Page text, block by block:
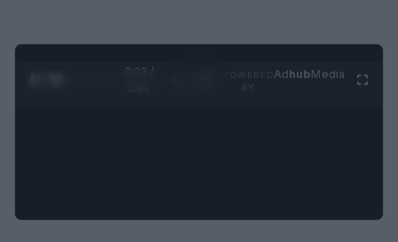
0:24 /
AdhubMedia